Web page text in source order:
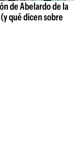
de Abelardo de la
qué dicen sobre